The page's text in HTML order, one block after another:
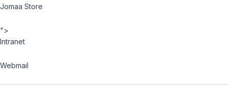
Jomaa Store
">
Intranet
Webmail